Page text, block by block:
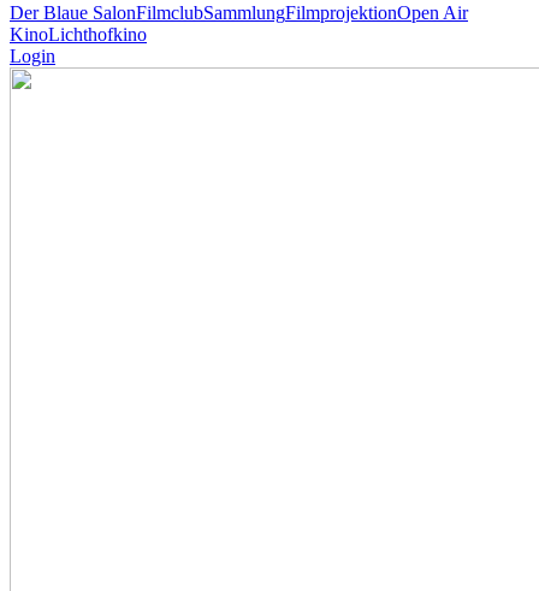
Der Blaue SalonFilmclubSammlungFilmprojektionOpen Air
KinoLichthofkino
Login